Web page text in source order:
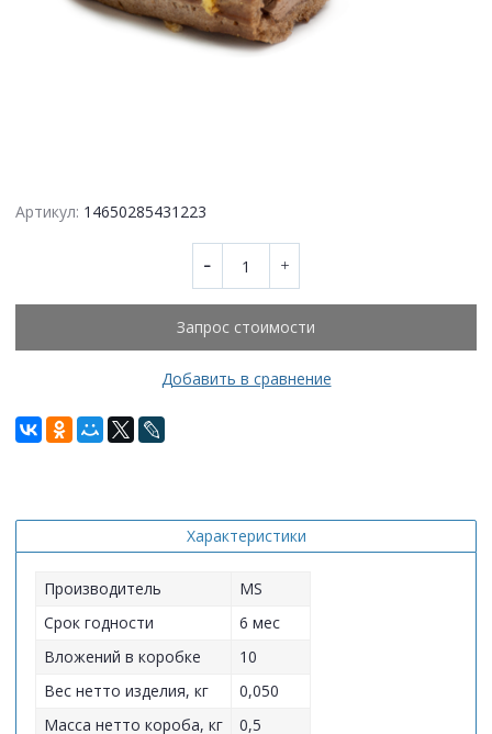
Артикул: 14650285431223
Запрос стоимости
Добавить в сравнение
Характеристики
Производитель
MS
Срок годности
6 мес
Вложений в коробке
10
Вес нетто изделия, кг
0,050
Масса нетто короба, кг
0,5